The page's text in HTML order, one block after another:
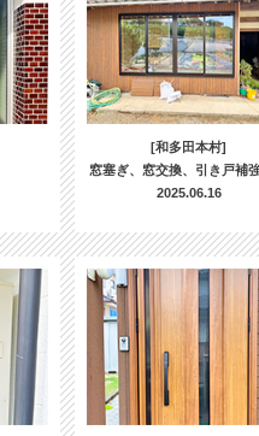
[和多田本村]
窓塞ぎ、窓交換、引き戸補
2025.06.16